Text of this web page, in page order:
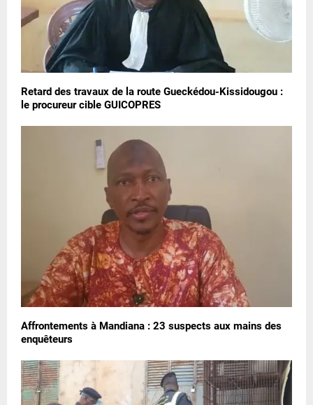
Retard des travaux de la route Gueckédou-Kissidougou :
le procureur cible GUICOPRES
Affrontements à Mandiana : 23 suspects aux mains des
enquêteurs